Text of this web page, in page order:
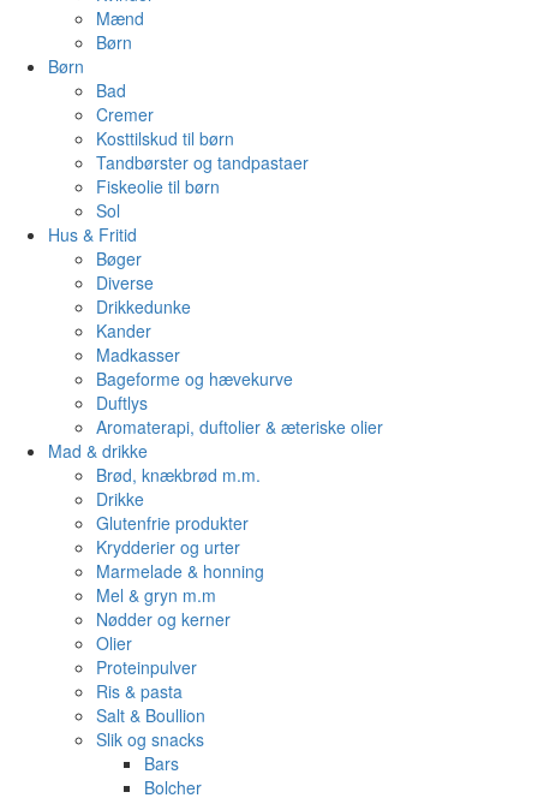
Mænd
Børn
Børn
Bad
Cremer
Kosttilskud til børn
Tandbørster og tandpastaer
Fiskeolie til børn
Sol
Hus & Fritid
Bøger
Diverse
Drikkedunke
Kander
Madkasser
Bageforme og hævekurve
Duftlys
Aromaterapi, duftolier & æteriske olier
Mad & drikke
Brød, knækbrød m.m.
Drikke
Glutenfrie produkter
Krydderier og urter
Marmelade & honning
Mel & gryn m.m
Nødder og kerner
Olier
Proteinpulver
Ris & pasta
Salt & Boullion
Slik og snacks
Bars
Bolcher